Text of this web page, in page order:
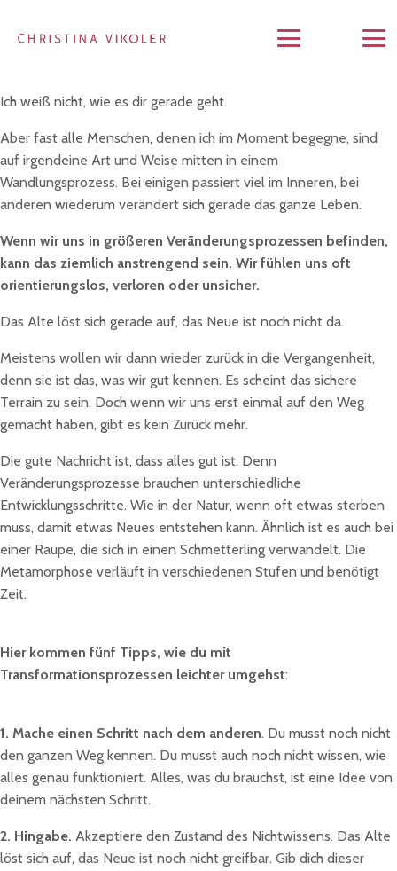
Ich weiß nicht, wie es dir gerade geht.
Aber fast alle Menschen, denen ich im Moment begegne, sind
auf irgendeine Art und Weise mitten in einem
Wandlungsprozess. Bei einigen passiert viel im Inneren, bei
anderen wiederum verändert sich gerade das ganze Leben.
Wenn wir uns in größeren Veränderungsprozessen befinden,
kann das ziemlich anstrengend sein. Wir fühlen uns oft
orientierungslos, verloren oder unsicher.
Das Alte löst sich gerade auf, das Neue ist noch nicht da.
Meistens wollen wir dann wieder zurück in die Vergangenheit,
denn sie ist das, was wir gut kennen. Es scheint das sichere
Terrain zu sein. Doch wenn wir uns erst einmal auf den Weg
gemacht haben, gibt es kein Zurück mehr.
Die gute Nachricht ist, dass alles gut ist. Denn
Veränderungsprozesse brauchen unterschiedliche
Entwicklungsschritte. Wie in der Natur, wenn oft etwas sterben
muss, damit etwas Neues entstehen kann. Ähnlich ist es auch bei
einer Raupe, die sich in einen Schmetterling verwandelt. Die
Metamorphose verläuft in verschiedenen Stufen und benötigt
Zeit.
Hier kommen fünf Tipps, wie du mit
Transformationsprozessen leichter umgehst:
1. Mache einen Schritt nach dem anderen. Du musst noch nicht
den ganzen Weg kennen. Du musst auch noch nicht wissen, wie
alles genau funktioniert. Alles, was du brauchst, ist eine Idee von
deinem nächsten Schritt.
2. Hingabe. Akzeptiere den Zustand des Nichtwissens. Das Alte
löst sich auf, das Neue ist noch nicht greifbar. Gib dich dieser